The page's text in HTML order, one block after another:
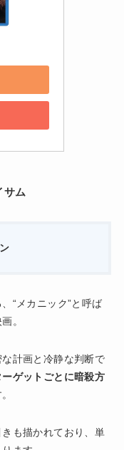
サム
“メカニック”と呼ば
。
計画と冷静な判断で
ーゲットごとに暗殺方
も描かれており、単